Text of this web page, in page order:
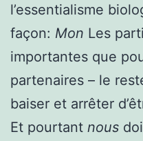
l’essentialisme
façon: Mon Les
importantes que
partenaires – le
baiser et arrêter
Et pourtant nous